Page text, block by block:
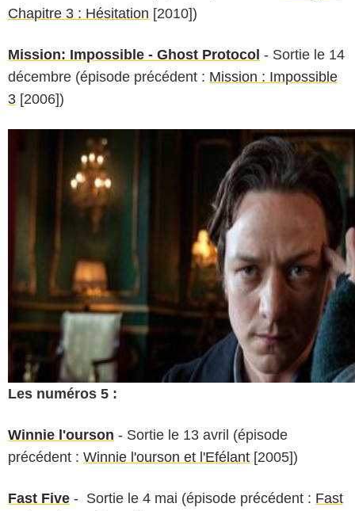
Chapitre 3 : Hésitation [2010])
Mission: Impossible - Ghost Protocol - Sortie le 14
décembre (épisode précédent : Mission : Impossible
3 [2006])
Les numéros 5 :
Winnie l'ourson - Sortie le 13 avril (épisode
précédent : Winnie l'ourson et l'Efélant [2005])
Fast Five - Sortie le 4 mai (épisode précédent : Fast